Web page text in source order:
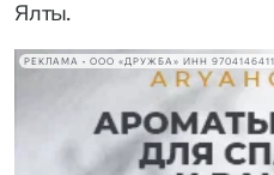
Ялты.
РЕКЛАМА • ООО «ДРУЖБА» ИНН 9704146411